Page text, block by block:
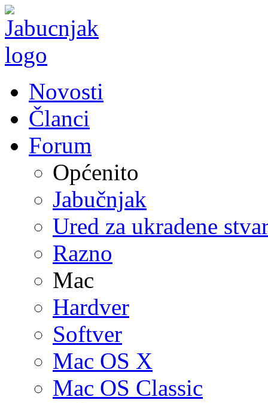
Novosti
Članci
Forum
Općenito
Jabučnjak
Ured za ukradene
Razno
Mac
Hardver
Softver
Mac OS X
Mac OS Classic